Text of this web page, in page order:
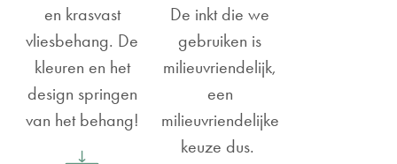
en krasvast
vliesbehang. De
kleuren en het
design springen
van het behang!
De inkt die we
gebruiken is
milieuvriendelijk,
een
milieuvriendelijke
keuze dus.